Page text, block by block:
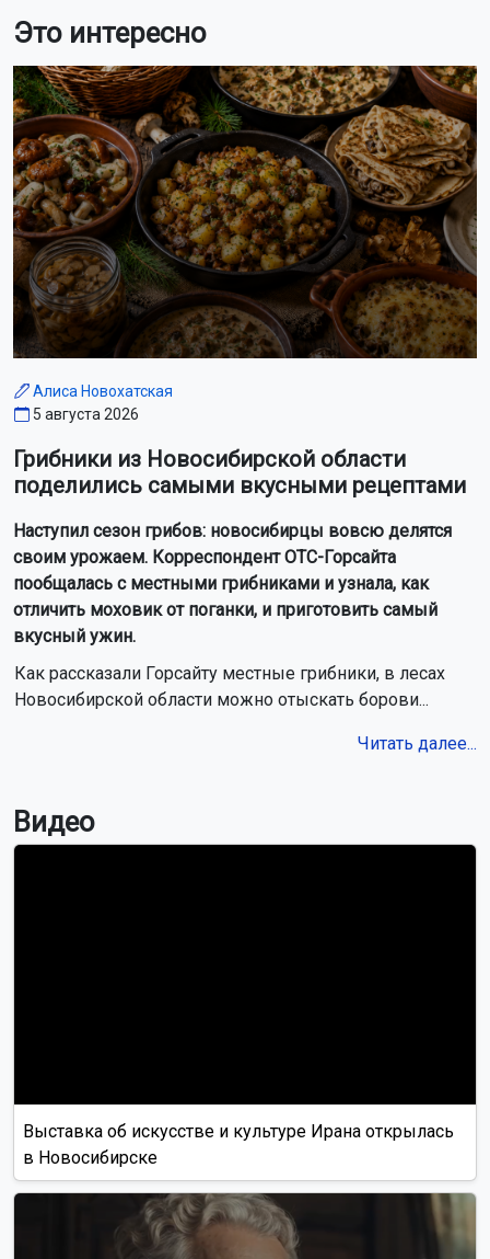
Это интересно
Алиса Новохатская
5 августа 2026
Грибники из Новосибирской области
поделились самыми вкусными рецептами
Наступил сезон грибов: новосибирцы вовсю делятся
своим урожаем. Корреспондент ОТС-Горсайта
пообщалась с местными грибниками и узнала, как
отличить моховик от поганки, и приготовить самый
вкусный ужин.
Как рассказали Горсайту местные грибники, в лесах
Новосибирской области можно отыскать борови...
Читать далее...
Видео
Выставка об искусстве и культуре Ирана открылась
в Новосибирске